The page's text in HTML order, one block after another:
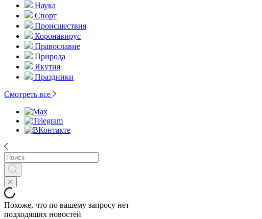
Наука
Спорт
Происшествия
Коронавирус
Православие
Природа
Якутия
Праздники
Смотреть все
Похоже, что по вашему запросу нет
подходящих новостей